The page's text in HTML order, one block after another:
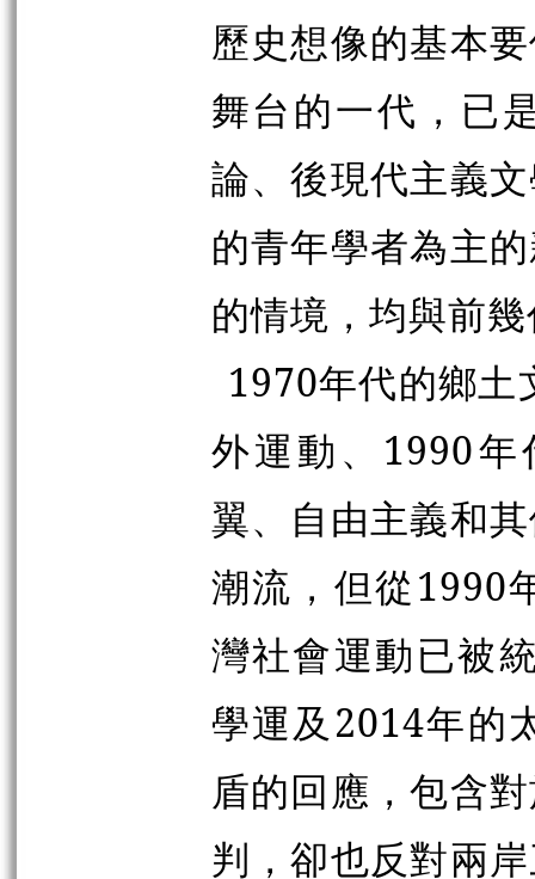
歷史想像的基本
舞台的一代，已
論、後現代主義
的青年學者為主
的情境，均與前
1970年代的鄉
外運動、1990
翼、自由主義和
潮流，但從1990
灣社會運動已被
學運及2014年的
盾的回應，包含
判，卻也反對兩